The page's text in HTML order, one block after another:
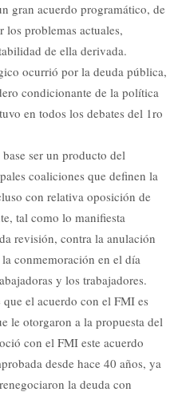
gran acuerdo programático, de
los problemas actuales,
de ella derivada.
ocurrió por la deuda pública,
condicionante de la política
en todos los debates del 1ro
ser un producto del
coaliciones que definen la
con relativa oposición de
tal como lo manifiesta
revisión, contra la anulación
conmemoración en el día
y los trabajadores.
el acuerdo con el FMI es
le otorgaron a la propuesta del
con el FMI este acuerdo
desde hace 40 años, ya
la deuda con